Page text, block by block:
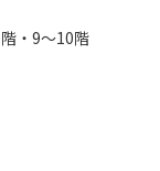
・9～10階